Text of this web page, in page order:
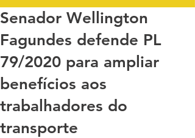
Senador Wellington
Fagundes defende PL
79/2020 para ampliar
benefícios aos
trabalhadores do
transporte